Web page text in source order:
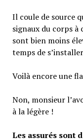
Il coule de source
signaux du corps à
sont bien moins
temps de
Voilà encore une
Non, monsieur
à la légère !
Les assurés sont